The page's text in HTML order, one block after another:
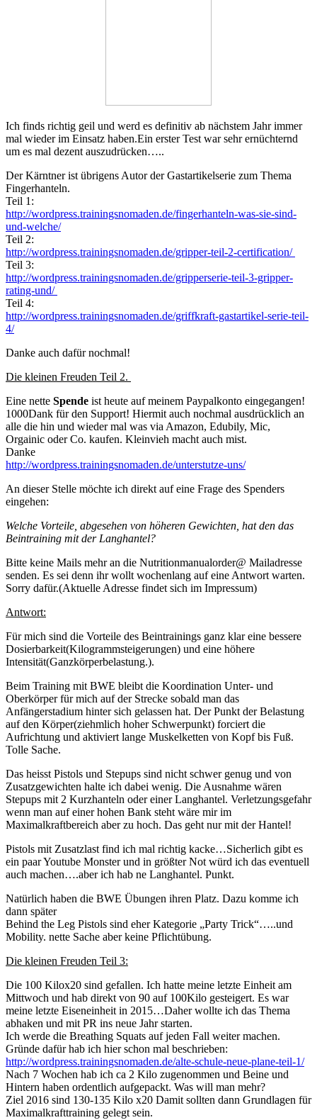
Ich finds richtig geil und werd es definitiv ab nächstem Jahr immer
mal wieder im Einsatz haben.Ein erster Test war sehr ernüchternd
um es mal dezent auszudrücken…..
Der Kärntner ist übrigens Autor der Gastartikelserie zum Thema
Fingerhanteln.
Teil 1:
http://wordpress.trainingsnomaden.de/fingerhanteln-was-sie-sind-
und-welche/
Teil 2:
http://wordpress.trainingsnomaden.de/gripper-teil-2-certification/
Teil 3:
http://wordpress.trainingsnomaden.de/gripperserie-teil-3-gripper-
rating-und/
Teil 4:
http://wordpress.trainingsnomaden.de/griffkraft-gastartikel-serie-teil-
4/
Danke auch dafür nochmal!
Die kleinen Freuden Teil 2.
Eine nette Spende ist heute auf meinem Paypalkonto eingegangen!
1000Dank für den Support! Hiermit auch nochmal ausdrücklich an
alle die hin und wieder mal was via Amazon, Edubily, Mic,
Orgainic oder Co. kaufen. Kleinvieh macht auch mist.
Danke
http://wordpress.trainingsnomaden.de/unterstutze-uns/
An dieser Stelle möchte ich direkt auf eine Frage des Spenders
eingehen:
Welche Vorteile, abgesehen von höheren Gewichten, hat den das
Beintraining mit der Langhantel?
Bitte keine Mails mehr an die Nutritionmanualorder@ Mailadresse
senden. Es sei denn ihr wollt wochenlang auf eine Antwort warten.
Sorry dafür.(Aktuelle Adresse findet sich im Impressum)
Antwort:
Für mich sind die Vorteile des Beintrainings ganz klar eine bessere
Dosierbarkeit(Kilogrammsteigerungen) und eine höhere
Intensität(Ganzkörperbelastung.).
Beim Training mit BWE bleibt die Koordination Unter- und
Oberkörper für mich auf der Strecke sobald man das
Anfängerstadium hinter sich gelassen hat. Der Punkt der Belastung
auf den Körper(ziehmlich hoher Schwerpunkt) forciert die
Aufrichtung und aktiviert lange Muskelketten von Kopf bis Fuß.
Tolle Sache.
Das heisst Pistols und Stepups sind nicht schwer genug und von
Zusatzgewichten halte ich dabei wenig. Die Ausnahme wären
Stepups mit 2 Kurzhanteln oder einer Langhantel. Verletzungsgefahr
wenn man auf einer hohen Bank steht wäre mir im
Maximalkraftbereich aber zu hoch. Das geht nur mit der Hantel!
Pistols mit Zusatzlast find ich mal richtig kacke…Sicherlich gibt es
ein paar Youtube Monster und in größter Not würd ich das eventuell
auch machen….aber ich hab ne Langhantel. Punkt.
Natürlich haben die BWE Übungen ihren Platz. Dazu komme ich
dann später
Behind the Leg Pistols sind eher Kategorie „Party Trick“…..und
Mobility. nette Sache aber keine Pflichtübung.
Die kleinen Freuden Teil 3:
Die 100 Kilox20 sind gefallen. Ich hatte meine letzte Einheit am
Mittwoch und hab direkt von 90 auf 100Kilo gesteigert. Es war
meine letzte Eiseneinheit in 2015…Daher wollte ich das Thema
abhaken und mit PR ins neue Jahr starten.
Ich werde die Breathing Squats auf jeden Fall weiter machen.
Gründe dafür hab ich hier schon mal beschrieben:
http://wordpress.trainingsnomaden.de/alte-schule-neue-plane-teil-1/
Nach 7 Wochen hab ich ca 2 Kilo zugenommen und Beine und
Hintern haben ordentlich aufgepackt. Was will man mehr?
Ziel 2016 sind 130-135 Kilo x20 Damit sollten dann Grundlagen für
Maximalkrafttraining gelegt sein.